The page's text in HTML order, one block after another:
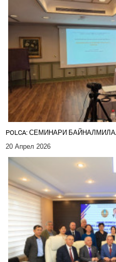
POLCA: СЕМИНАРИ
20 Апрел 2026